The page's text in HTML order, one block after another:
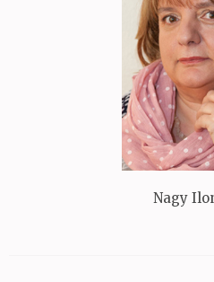
Nagy